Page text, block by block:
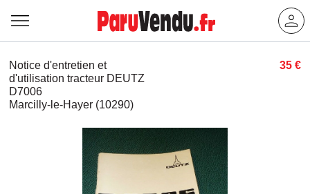
Notice d'entretien et
d'utilisation tracteur DEUTZ
D7006
Marcilly-le-Hayer (10290)
35 €